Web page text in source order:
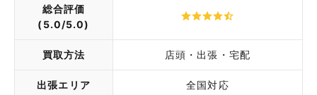
総合評価
(5.0/5.0)
買取方法 店頭・出張・宅配
出張エリア 全国対応